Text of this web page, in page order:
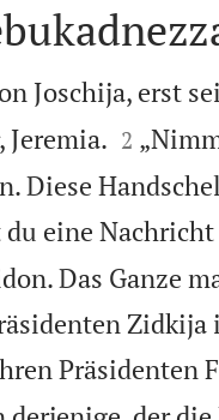
Joschija, erst
Jeremia.
2
Diese
eine
Das Ganze
Zidkija
Präsidenten